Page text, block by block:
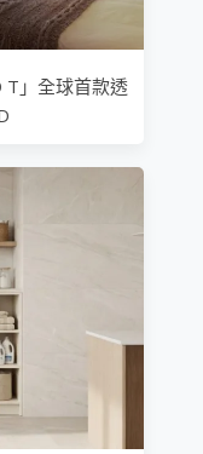
T」全球首款透